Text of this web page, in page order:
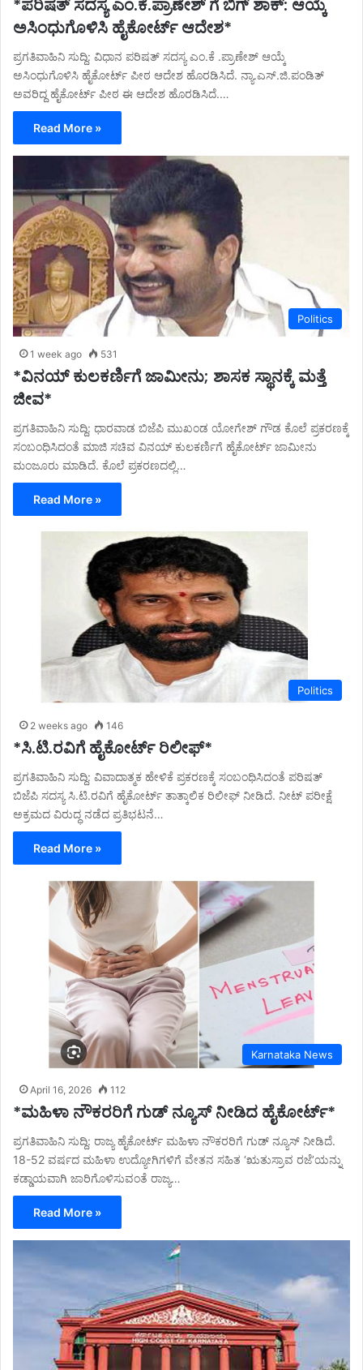
*ಪರಿಷತ್ ಸದಸ್ಯ ಎಂ.ಕೆ.ಪ್ರಾಣೇಶ್ ಗೆ ಬಿಗ್ ಶಾಕ್: ಆಯ್ಕೆ
ಅಸಿಂಧುಗೊಳಿಸಿ ಹೈಕೋರ್ಟ್ ಆದೇಶ*
ಪ್ರಗತಿವಾಹಿನಿ ಸುದ್ದಿ: ವಿಧಾನ ಪರಿಷತ್ ಸದಸ್ಯ ಎಂ.ಕೆ .ಪ್ರಾಣೇಶ್ ಆಯ್ಕೆ
ಅಸಿಂಧುಗೊಳಿಸಿ ಹೈಕೋರ್ಟ್ ಪೀಠ ಆದೇಶ ಹೊರಡಿಸಿದೆ. ನ್ಯಾ.ಎಸ್.ಜಿ.ಪಂಡಿತ್
ಅವರಿದ್ದ ಹೈಕೋರ್ಟ್ ಪೀಠ ಈ ಆದೇಶ ಹೊರಡಿಸಿದೆ.…
Read More »
Politics
1 week ago 531
*ವಿನಯ್ ಕುಲಕರ್ಣಿಗೆ ಜಾಮೀನು; ಶಾಸಕ ಸ್ಥಾನಕ್ಕೆ ಮತ್ತೆ
ಜೀವ*
ಪ್ರಗತಿವಾಹಿನಿ ಸುದ್ದಿ: ಧಾರವಾಡ ಬಿಜೆಪಿ ಮುಖಂಡ ಯೋಗೇಶ್ ಗೌಡ ಕೊಲೆ ಪ್ರಕರಣಕ್ಕೆ
ಸಂಬಂಧಿಸಿದಂತೆ ಮಾಜಿ ಸಚಿವ ವಿನಯ್ ಕುಲಕರ್ಣಿಗೆ ಹೈಕೋರ್ಟ್ ಜಾಮೀನು
ಮಂಜೂರು ಮಾಡಿದೆ. ಕೊಲೆ ಪ್ರಕರಣದಲ್ಲಿ…
Read More »
Politics
2 weeks ago 146
*ಸಿ.ಟಿ.ರವಿಗೆ ಹೈಕೋರ್ಟ್ ರಿಲೀಫ್*
ಪ್ರಗತಿವಾಹಿನಿ ಸುದ್ದಿ: ವಿವಾದಾತ್ಮಕ ಹೇಳಿಕೆ ಪ್ರಕರಣಕ್ಕೆ ಸಂಬಂಧಿಸಿದಂತೆ ಪರಿಷತ್
ಬಿಜೆಪಿ ಸದಸ್ಯ ಸಿ.ಟಿ.ರವಿಗೆ ಹೈಕೋರ್ಟ್ ತಾತ್ಕಾಲಿಕ ರಿಲೀಫ್ ನೀಡಿದೆ. ನೀಟ್ ಪರೀಕ್ಷೆ
ಅಕ್ರಮದ ವಿರುದ್ಧ ನಡೆದ ಪ್ರತಿಭಟನೆ…
Read More »
Karnataka News
April 16, 2026 112
*ಮಹಿಳಾ ನೌಕರರಿಗೆ ಗುಡ್ ನ್ಯೂಸ್ ನೀಡಿದ ಹೈಕೋರ್ಟ್*
ಪ್ರಗತಿವಾಹಿನಿ ಸುದ್ದಿ: ರಾಜ್ಯ ಹೈಕೋರ್ಟ್ ಮಹಿಳಾ ನೌಕರರಿಗೆ ಗುಡ್ ನ್ಯೂಸ್ ನೀಡಿದೆ.
18-52 ವರ್ಷದ ಮಹಿಳಾ ಉದ್ಯೋಗಿಗಳಿಗೆ ವೇತನ ಸಹಿತ ‘ಋತುಸ್ರಾವ ರಜೆ’ಯನ್ನು
ಕಡ್ಡಾಯವಾಗಿ ಜಾರಿಗೊಳಿಸುವಂತೆ ರಾಜ್ಯ…
Read More »